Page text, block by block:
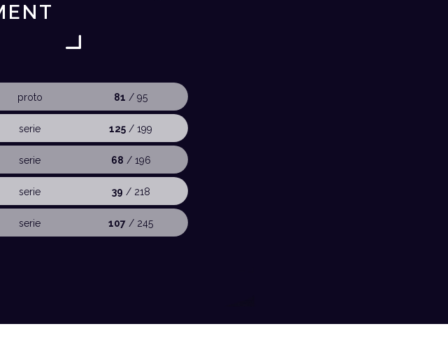
proto 81 / 95
serie 125 / 199
serie 68 / 196
serie 39 / 218
serie 107 / 245